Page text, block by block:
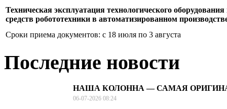
Сроки приема документов: с 18 июля по 3 августа
Техническая эксплуатация технологического оборудования
средств робототехники в автоматизированном
Последние новости
НАША КОЛОННА — САМАЯ
06-07-2026 08:24